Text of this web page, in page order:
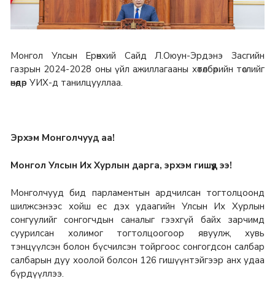
Монгол Улсын Ерөнхий Сайд Л.Оюун-Эрдэнэ Засгийн
газрын 2024-2028 оны үйл ажиллагааны хөтөлбөрийн төслийг
өнөөдөр УИХ-д танилцууллаа.
Эрхэм Монголчууд аа!
Монгол Улсын Их Хурлын дарга, эрхэм гишүүд ээ!
Монголчууд бид парламентын ардчилсан тогтолцоонд
шилжсэнээс хойш ес дэх удаагийн Улсын Их Хурлын
сонгуулийг сонгогчдын саналыг гээхгүй байх зарчимд
суурилсан холимог тогтолцоогоор явуулж, хувь
тэнцүүлсэн болон бүсчилсэн тойргоос сонгогдсон салбар
салбарын дуу хоолой болсон 126 гишүүнтэйгээр анх удаа
бүрдүүллээ.